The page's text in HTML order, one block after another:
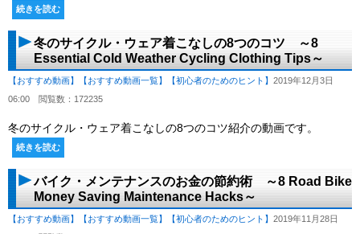
続きを読む
冬のサイクル・ウェア着こなしの8つのコツ ～8
Essential Cold Weather Cycling Clothing Tips～
【おすすめ動画】 【おすすめ動画一覧】 【初心者のためのヒント】 2019年12月3日
06:00 閲覧数：172235
冬のサイクル・ウェア着こなしの8つのコツ紹介の動画です。
続きを読む
バイク・メンテナンスのお金の節約術 ～8 Road Bike
Money Saving Maintenance Hacks～
【おすすめ動画】 【おすすめ動画一覧】 【初心者のためのヒント】 2019年11月28日